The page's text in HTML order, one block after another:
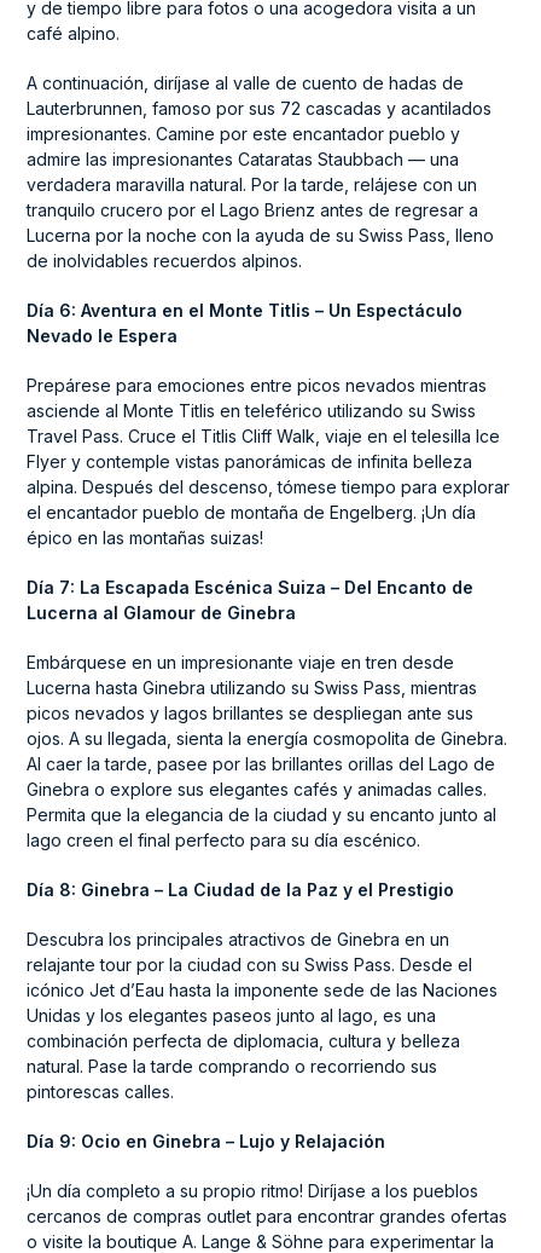
y de tiempo libre para fotos o una acogedora visita a un
café alpino.
A continuación, diríjase al valle de cuento de hadas de
Lauterbrunnen, famoso por sus 72 cascadas y acantilados
impresionantes. Camine por este encantador pueblo y
admire las impresionantes Cataratas Staubbach — una
verdadera maravilla natural. Por la tarde, relájese con un
tranquilo crucero por el Lago Brienz antes de regresar a
Lucerna por la noche con la ayuda de su Swiss Pass, lleno
de inolvidables recuerdos alpinos.
Día 6: Aventura en el Monte Titlis – Un Espectáculo
Nevado le Espera
Prepárese para emociones entre picos nevados mientras
asciende al Monte Titlis en teleférico utilizando su Swiss
Travel Pass. Cruce el Titlis Cliff Walk, viaje en el telesilla Ice
Flyer y contemple vistas panorámicas de infinita belleza
alpina. Después del descenso, tómese tiempo para explorar
el encantador pueblo de montaña de Engelberg. ¡Un día
épico en las montañas suizas!
Día 7: La Escapada Escénica Suiza – Del Encanto de
Lucerna al Glamour de Ginebra
Embárquese en un impresionante viaje en tren desde
Lucerna hasta Ginebra utilizando su Swiss Pass, mientras
picos nevados y lagos brillantes se despliegan ante sus
ojos. A su llegada, sienta la energía cosmopolita de Ginebra.
Al caer la tarde, pasee por las brillantes orillas del Lago de
Ginebra o explore sus elegantes cafés y animadas calles.
Permita que la elegancia de la ciudad y su encanto junto al
lago creen el final perfecto para su día escénico.
Día 8: Ginebra – La Ciudad de la Paz y el Prestigio
Descubra los principales atractivos de Ginebra en un
relajante tour por la ciudad con su Swiss Pass. Desde el
icónico Jet d’Eau hasta la imponente sede de las Naciones
Unidas y los elegantes paseos junto al lago, es una
combinación perfecta de diplomacia, cultura y belleza
natural. Pase la tarde comprando o recorriendo sus
pintorescas calles.
Día 9: Ocio en Ginebra – Lujo y Relajación
¡Un día completo a su propio ritmo! Diríjase a los pueblos
cercanos de compras outlet para encontrar grandes ofertas
o visite la boutique A. Lange & Söhne para experimentar la